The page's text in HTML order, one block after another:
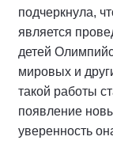
подчеркнула,
является
детей
мировых и
такой работы
появление
уверенность